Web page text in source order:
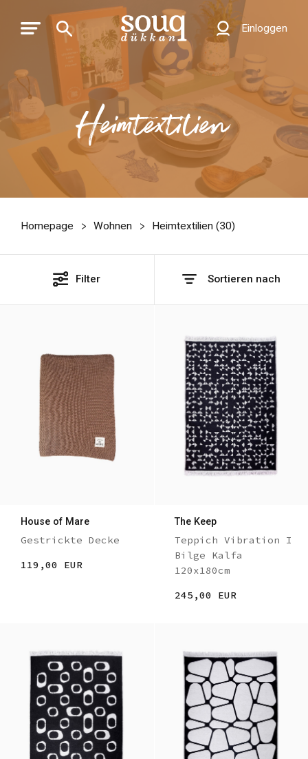
Einloggen
Heimtextilien
Homepage Wohnen Heimtextilien (30)
Filter Sortieren nach
House of Mare
Gestrickte Decke
119,00 EUR
The Keep
Teppich Vibration I
Bilge Kalfa
120x180cm
245,00 EUR